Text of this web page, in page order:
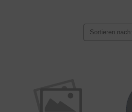
Sortieren nach: